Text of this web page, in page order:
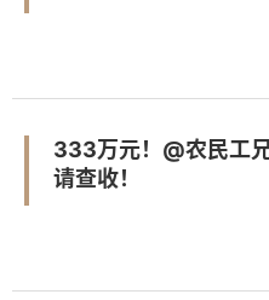
333万元！@农民工
请查收！